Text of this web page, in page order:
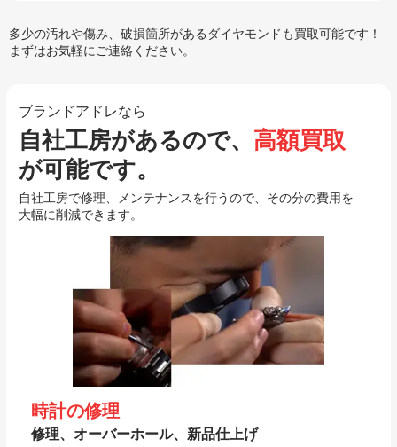
多少の汚れや傷み、破損箇所があるダイヤモンドも買取可能です！
まずはお気軽にご連絡ください。
ブランドアドレなら
自社工房があるので、 高額買取
が可能です。
自社工房で修理、メンテナンスを行うので、その分の費用を
大幅に削減できます。
時計の修理
修理、オーバーホール、新品仕上げ